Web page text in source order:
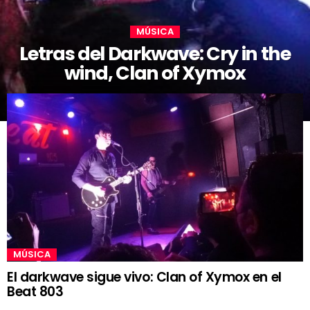
MÚSICA
Letras del Darkwave: Cry in the
wind, Clan of Xymox
MÚSICA
El darkwave sigue vivo: Clan of Xymox en el
Beat 803